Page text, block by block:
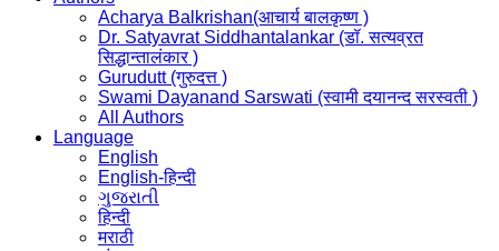
Acharya Balkrishan(आचार्य बालकृष्ण )
Dr. Satyavrat Siddhantalankar (डॉ. सत्यव्रत
सिद्धान्तालंकार )
Gurudutt (गुरुदत्त )
Swami Dayanand Sarswati (स्वामी दयानन्द सरस्वती )
All Authors
Language
English
English-हिन्दी
ગુજરાતી
हिन्दी
मराठी